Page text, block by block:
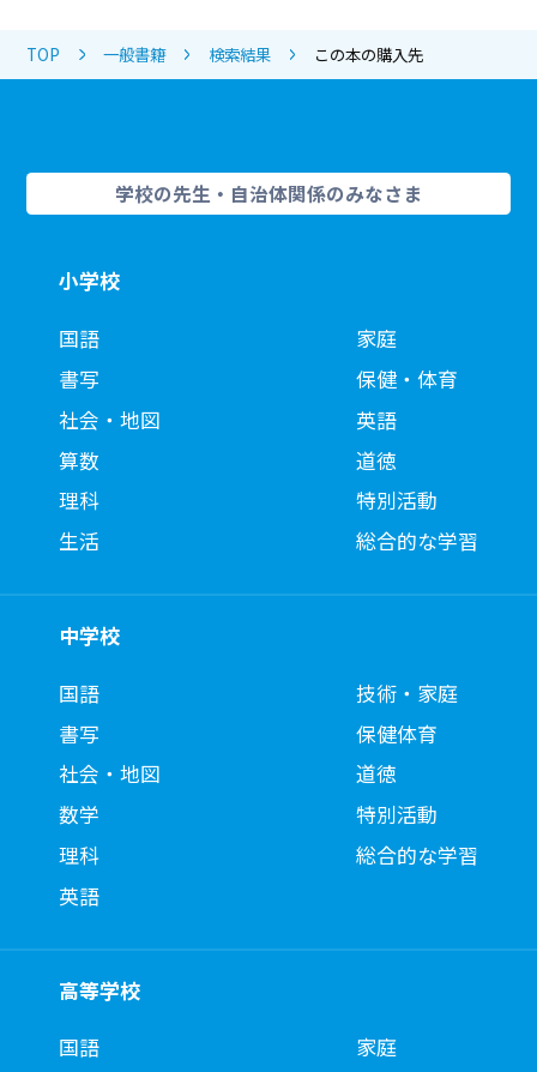
TOP 一般書籍 検索結果 この本の購入先
学校の先生・自治体関係のみなさま
小学校
国語
書写
社会・地図
算数
理科
生活
家庭
保健・体育
英語
道徳
特別活動
総合的な学習
中学校
国語
書写
社会・地図
数学
理科
英語
技術・家庭
保健体育
道徳
特別活動
総合的な学習
高等学校
国語
家庭